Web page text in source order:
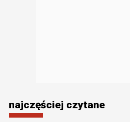
najczęściej czytane